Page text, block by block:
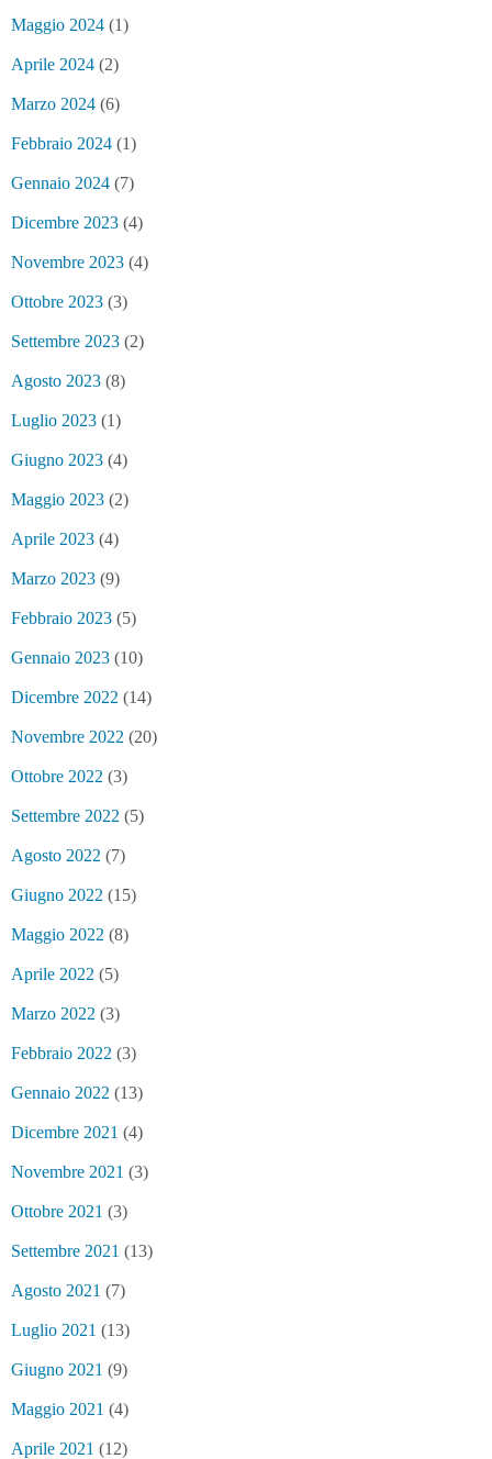
Maggio 2024 (1)
Aprile 2024 (2)
Marzo 2024 (6)
Febbraio 2024 (1)
Gennaio 2024 (7)
Dicembre 2023 (4)
Novembre 2023 (4)
Ottobre 2023 (3)
Settembre 2023 (2)
Agosto 2023 (8)
Luglio 2023 (1)
Giugno 2023 (4)
Maggio 2023 (2)
Aprile 2023 (4)
Marzo 2023 (9)
Febbraio 2023 (5)
Gennaio 2023 (10)
Dicembre 2022 (14)
Novembre 2022 (20)
Ottobre 2022 (3)
Settembre 2022 (5)
Agosto 2022 (7)
Giugno 2022 (15)
Maggio 2022 (8)
Aprile 2022 (5)
Marzo 2022 (3)
Febbraio 2022 (3)
Gennaio 2022 (13)
Dicembre 2021 (4)
Novembre 2021 (3)
Ottobre 2021 (3)
Settembre 2021 (13)
Agosto 2021 (7)
Luglio 2021 (13)
Giugno 2021 (9)
Maggio 2021 (4)
Aprile 2021 (12)